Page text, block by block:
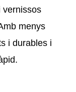
vernissos
menys
i durables i